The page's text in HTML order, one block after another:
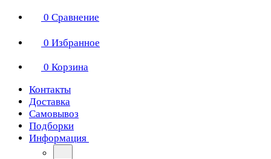
0 Сравнение
0 Избранное
0 Корзина
Контакты
Доставка
Самовывоз
Подборки
Информация